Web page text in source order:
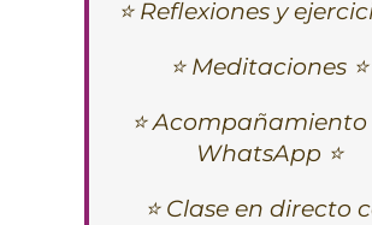
⭐ Reflexiones y
⭐ Meditaciones ⭐
⭐
WhatsApp ⭐
⭐ Clase en directo